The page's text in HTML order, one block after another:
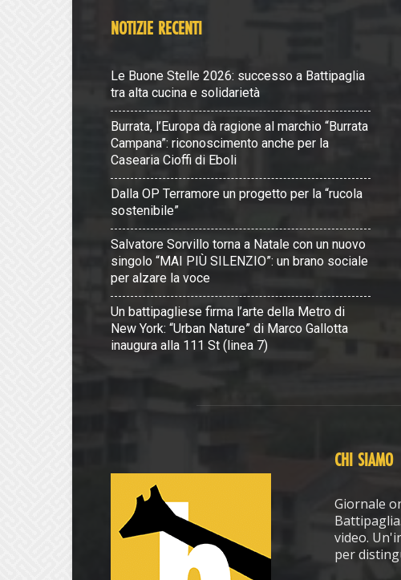
NOTIZIE RECENTI
Le Buone Stelle 2026: successo a Battipaglia
tra alta cucina e solidarietà
Burrata, l’Europa dà ragione al marchio “Burrata
Campana”: riconoscimento anche per la
Casearia Cioffi di Eboli
Dalla OP Terramore un progetto per la “rucola
sostenibile”
Salvatore Sorvillo torna a Natale con un nuovo
singolo “MAI PIÙ SILENZIO”: un brano sociale
per alzare la voce
Un battipagliese firma l’arte della Metro di
New York: “Urban Nature” di Marco Gallotta
inaugura alla 111 St (linea 7)
CHI SIAMO
Giornale
video.
per